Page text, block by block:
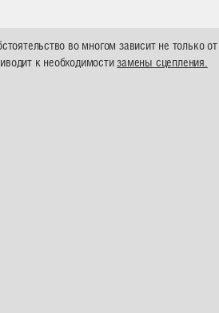
во многом зависит не только
к необходимостизамены сцепления.